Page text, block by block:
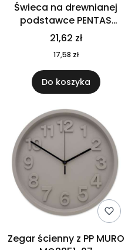
Świeca na drewnianej
podstawce PENTAS
MO6282-40
21,62 zł
17,58 zł
Do koszyka
Zegar ścienny z PP MURO